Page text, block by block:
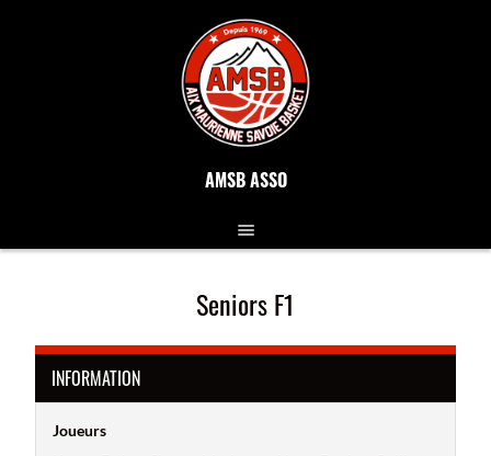
AMSB ASSO
Seniors F1
INFORMATION
Joueurs